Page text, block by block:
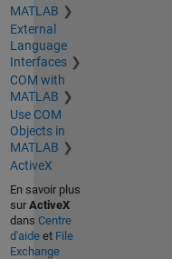
MATLAB
External
Language
Interfaces
COM with
MATLAB
Use COM
Objects in
MATLAB
ActiveX
En savoir plus
sur ActiveX
dans Centre
d'aideet File
Exchange